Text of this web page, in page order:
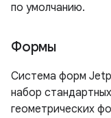
по умолчанию.
Формы
Система форм
набор
геометрических